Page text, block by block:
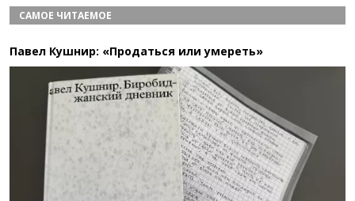
САМОЕ ЧИТАЕМОЕ
Павел Кушнир: «Продаться или умереть»